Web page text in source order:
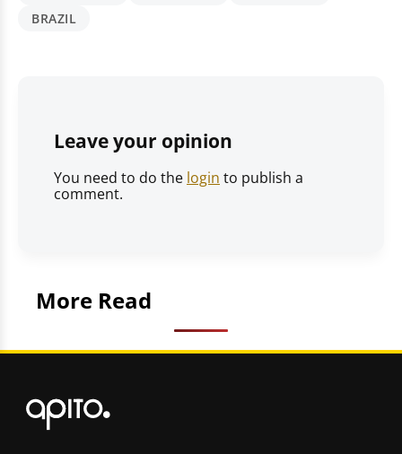
BRAZIL
Leave your opinion
You need to do the login to publish a
comment.
More Read